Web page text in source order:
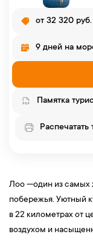
от 32 320 руб.
9 дней на
Памятка
Распечатать
Лоо —один из самых
побережья. Уютный
в 22 километрах от
воздухом и